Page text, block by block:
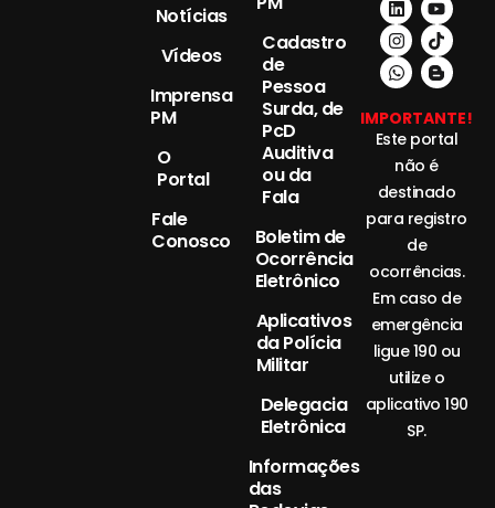
Notícias
Vídeos
Imprensa
PM
O
Portal
Fale
Conosco
Cadastro
de
Pessoa
Surda, de
PcD
Auditiva
ou da
Fala
Boletim de
Ocorrência
Eletrônico
Aplicativos
da Polícia
Militar
Delegacia
Eletrônica
Informações
das
IMPORTANTE!
Este portal
não é
destinado
para registro
de
ocorrências.
Em caso de
emergência
ligue 190 ou
utilize o
aplicativo 190
SP.